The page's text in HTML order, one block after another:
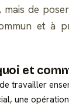
de
et à
et
travailler
une